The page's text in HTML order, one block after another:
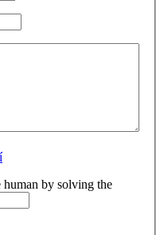
human by solving the